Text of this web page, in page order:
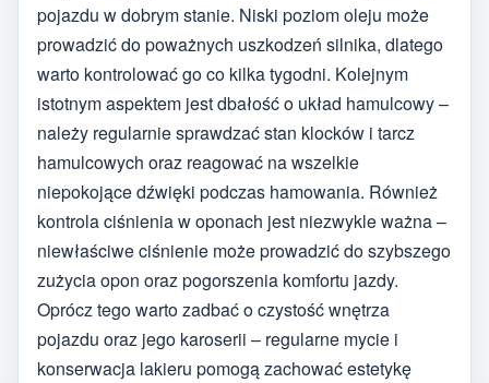
pojazdu w dobrym stanie. Niski poziom oleju może
prowadzić do poważnych uszkodzeń silnika, dlatego
warto kontrolować go co kilka tygodni. Kolejnym
istotnym aspektem jest dbałość o układ hamulcowy –
należy regularnie sprawdzać stan klocków i tarcz
hamulcowych oraz reagować na wszelkie
niepokojące dźwięki podczas hamowania. Również
kontrola ciśnienia w oponach jest niezwykle ważna –
niewłaściwe ciśnienie może prowadzić do szybszego
zużycia opon oraz pogorszenia komfortu jazdy.
Oprócz tego warto zadbać o czystość wnętrza
pojazdu oraz jego karoserii – regularne mycie i
konserwacja lakieru pomogą zachować estetykę